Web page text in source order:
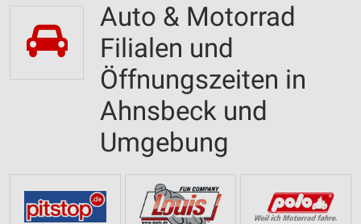
Auto & Motorrad
Filialen und
Öffnungszeiten in
Ahnsbeck und
Umgebung